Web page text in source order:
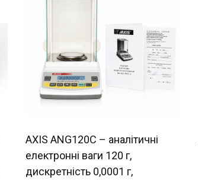
AXIS ANG120C – аналітичні
електронні ваги 120 г,
дискретність 0,0001 г,